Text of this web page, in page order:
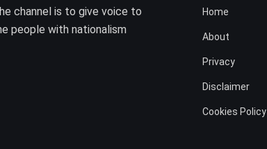
channel is to give voice to
people with nationalism
Home
About
Privacy
Disclaimer
Cookies Policy